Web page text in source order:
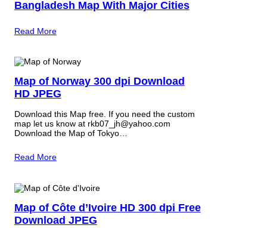
Bangladesh Map With Major Cities
Read More
Map of Norway 300 dpi Download
HD JPEG
Download this Map free. If you need the custom
map let us know at rkb07_jh@yahoo.com
Download the Map of Tokyo…
Read More
Map of Côte d’Ivoire HD 300 dpi Free
Download JPEG